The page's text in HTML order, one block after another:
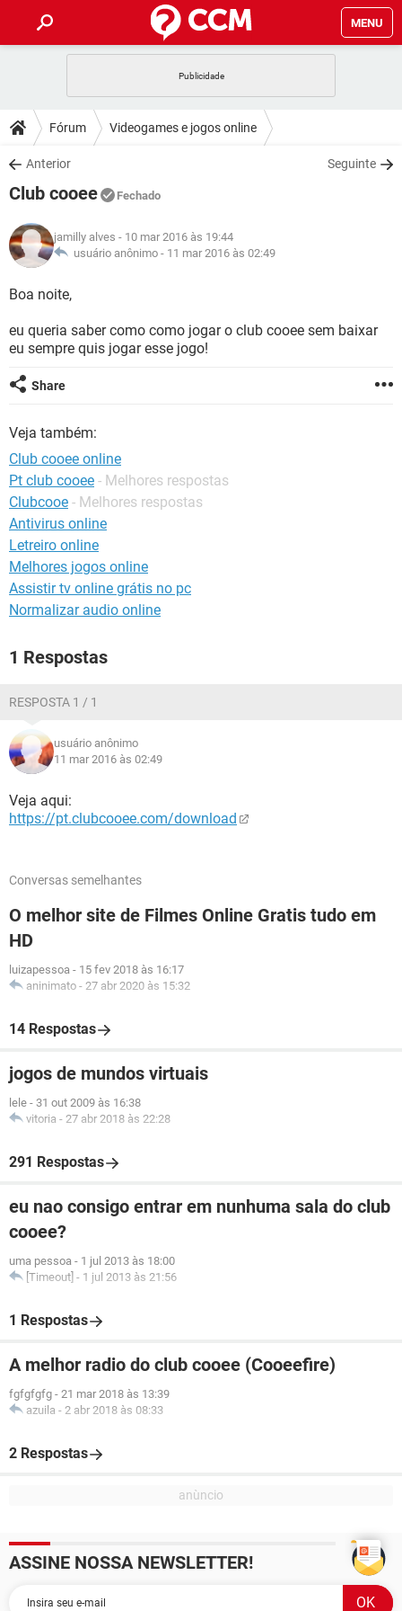
MENU
CELULAR FACEBOOK
OUTLOOK
INSTAGRAM
GUIA DE COMPRAS
DICAS
JOGOS WHATSAPP
INSTAGRAM GMAIL
GUIA DE COMPRAS
DOWNLOADS
JOGOS
CELULAR
OUTLOOK EXCEL
INSTAGRAM
JOGOS WHATSAPP
CELULAR
OUTLOOK
INSTAGRAM GMAIL
GLOSSÁRIO
OUTLOOK
INSTAGRAM
Fórum Videogames e jogos online
Anterior Seguinte
Club cooee Fechado
jamilly alves - 10 mar 2016 às 19:44
usuário anônimo - 11 mar 2016 às 02:49
Boa noite,
eu queria saber como como jogar o club cooee sem baixar
eu sempre quis jogar esse jogo!
Share
Veja também:
Club cooee online
Pt club cooee - Melhores respostas
Clubcooe - Melhores respostas
Antivirus online
Letreiro online
Melhores jogos online
Assistir tv online grátis no pc
Normalizar audio online
1 Respostas
RESPOSTA 1 / 1
usuário anônimo
11 mar 2016 às 02:49
Veja aqui:
https://pt.clubcooee.com/download
Conversas semelhantes
O melhor site de Filmes Online Gratis tudo em
HD
luizapessoa - 15 fev 2018 às 16:17
aninimato - 27 abr 2020 às 15:32
14 Respostas
jogos de mundos virtuais
lele - 31 out 2009 às 16:38
vitoria - 27 abr 2018 às 22:28
291 Respostas
eu nao consigo entrar em nunhuma sala do club
cooee?
uma pessoa - 1 jul 2013 às 18:00
[Timeout] - 1 jul 2013 às 21:56
1 Respostas
A melhor radio do club cooee (Cooeefire)
fgfgfgfg - 21 mar 2018 às 13:39
azuila - 2 abr 2018 às 08:33
2 Respostas
ASSINE NOSSA NEWSLETTER!